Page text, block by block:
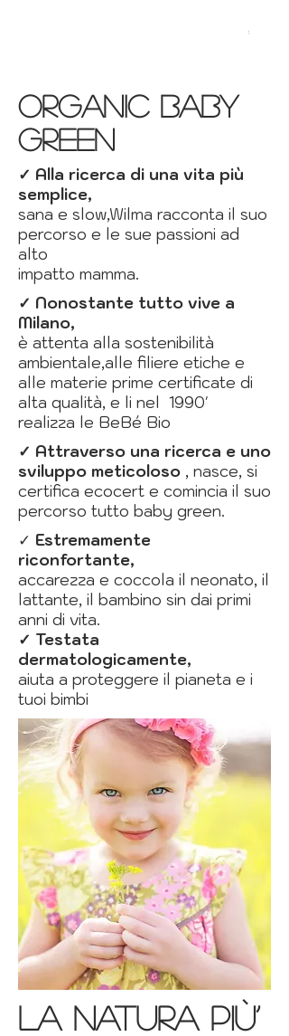
Fiyat
€34,99
organic baby
green
✓ Alla ricerca di una vita più
semplice,
sana e slow,Wilma racconta il suo
percorso e le sue passioni ad
alto
impatto mamma.
✓ Nonostante tutto vive a
Milano,
è attenta alla sostenibilità
ambientale,alle filiere etiche e
alle materie prime certificate di
alta qualità, e li nel 1990'
realizza le BeBé Bio
✓ Attraverso una ricerca e uno
sviluppo meticoloso , nasce, si
certifica ecocert e comincia il suo
percorso tutto baby green.
✓ Estremamente
riconfortante,
accarezza e coccola il neonato, il
lattante, il bambino sin dai primi
anni di vita.
✓ Testata
dermatologicamente,
aiuta a proteggere il pianeta e i
tuoi bimbi
La natura più’